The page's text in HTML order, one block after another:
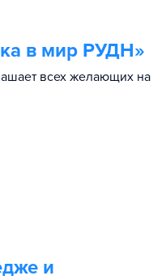
в мир РУДН»
всех желающих на
и